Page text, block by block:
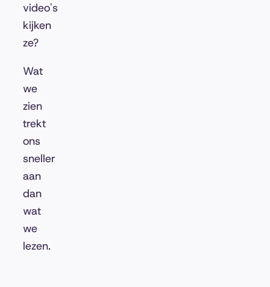
video's
kijken
ze?
Wat
we
zien
trekt
ons
sneller
aan
dan
wat
we
lezen.